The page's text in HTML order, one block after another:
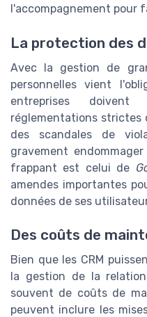
l'accompagnement
La protection des
Avec la gestion de
personnelles vient
entreprises
réglementations strictes
des scandales de
gravement
frappant est celui de
amendes importantes
données de ses
Des coûts de
Bien que les CRM
la gestion de la
souvent de coûts de
peuvent inclure les